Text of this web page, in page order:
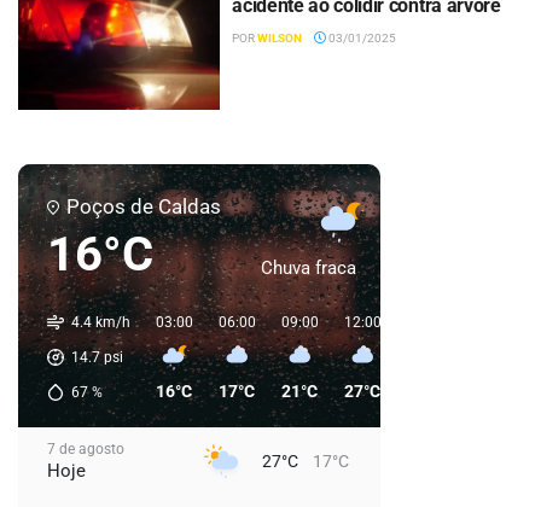
acidente ao colidir contra árvore
PORWILSON 03/01/2025
Poços de Caldas
16°C Chuva fraca
4.4 km/h
14.7psi
67%
03:00
16°C
06:00
17°C
09:00
21°C
12:00
27°C
7 de agosto
Hoje 27°C 17°C